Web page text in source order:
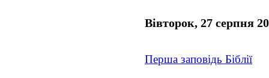
Вівторок, 27 серпня
Перша заповідь Біблії